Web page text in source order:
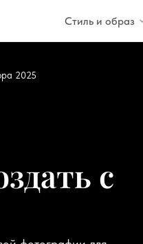
Стиль и образ
2025
с